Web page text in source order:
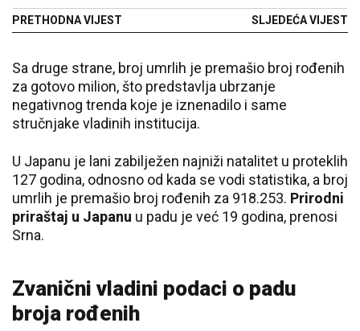
PRETHODNA VIJEST SLJEDEĆA VIJEST
Sa druge strane, broj umrlih je premašio broj rođenih
za gotovo milion, što predstavlja ubrzanje
negativnog trenda koje je iznenadilo i same
stručnjake vladinih institucija.
U Japanu je lani zabilježen najniži natalitet u proteklih
127 godina, odnosno od kada se vodi statistika, a broj
umrlih je premašio broj rođenih za 918.253. Prirodni
priraštaj u Japanu u padu je već 19 godina, prenosi
Srna.
Zvanični vladini podaci o padu
broja rođenih